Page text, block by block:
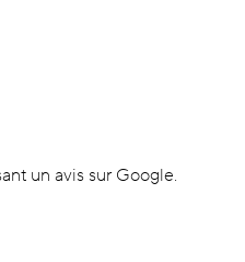
un avis sur Google.